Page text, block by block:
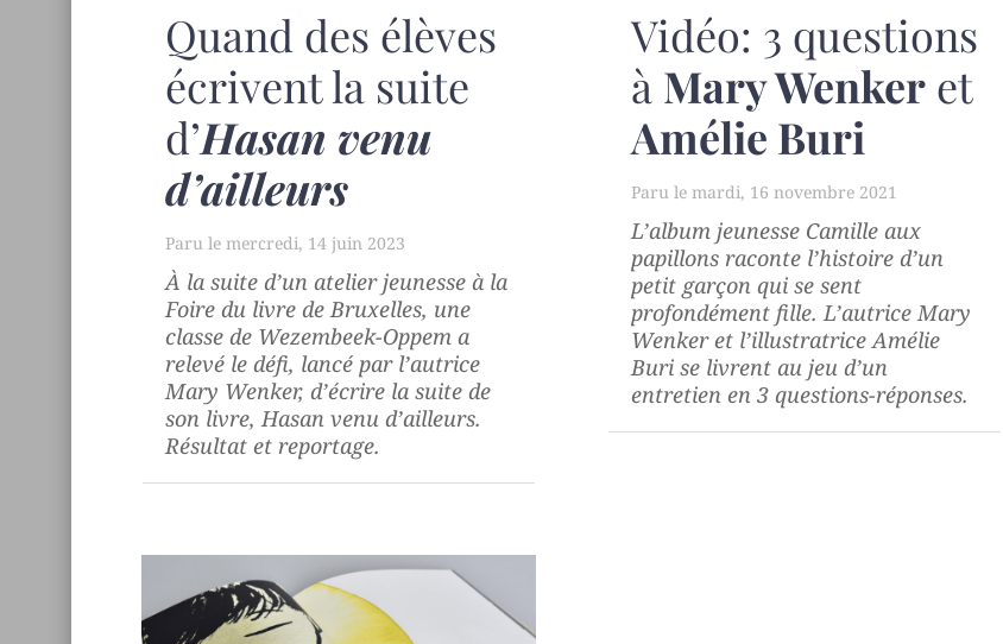
Quand des élèves
écrivent la suite
d’Hasan venu
d’ailleurs
mercredi, 14 juin 2023
À la suite d’un atelier jeunesse à la
Foire du livre de Bruxelles, une
classe de Wezembeek-Oppem a
relevé le défi, lancé par l’autrice
Mary Wenker, d’écrire la suite de
son livre,Hasan venu d’ailleurs.
Résultat et reportage.
Vidéo: 3 questions
à Mary Wenkeret
Amélie Buri
mardi, 16 novembre 2021
L’album jeunesse Camille aux
papillonsraconte l’histoire d’un
petit garçon qui se sent
profondément fille. L’autrice Mary
Wenker et l’illustratrice Amélie
Buri se livrent au jeu d’un
entretien en 3 questions-réponses.